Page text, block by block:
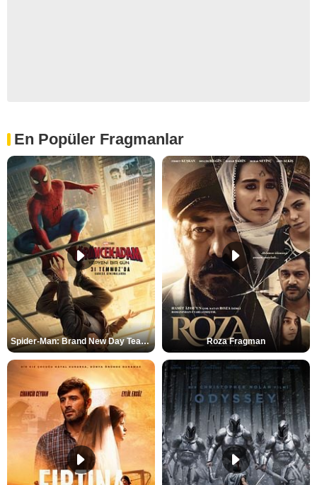
En Popüler Fragmanlar
Spider-Man: Brand New Day Teaser Roza Fragman